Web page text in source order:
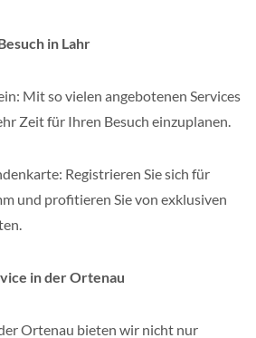
in Lahr
Mit so vielen angebotenen Services
Zeit für Ihren Besuch einzuplanen.
Registrieren Sie sich für
und profitieren Sie von exklusiven
in der Ortenau
Ortenau bieten wir nicht nur